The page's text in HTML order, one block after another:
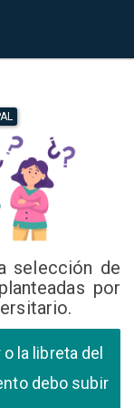
selección de
por
la libreta del
debo subir